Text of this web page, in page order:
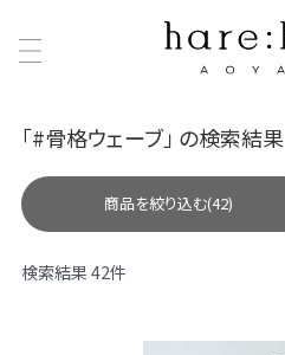
「#骨格ウェーブ」 の検索結果
商品を絞り込む(42)
検索結果 42件